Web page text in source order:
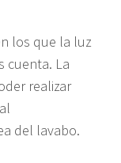
los que la luz
cuenta. La
realizar
del lavabo.